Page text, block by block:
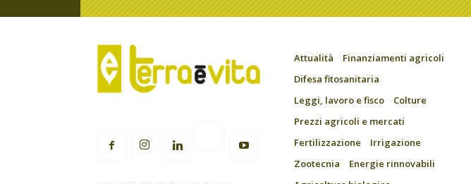
Attualità
Finanziamenti agricoli
Difesa fitosanitaria
Leggi, lavoro e fisco
Colture
Prezzi agricoli e mercati
Fertilizzazione
Irrigazione
Zootecnia
Energie rinnovabili